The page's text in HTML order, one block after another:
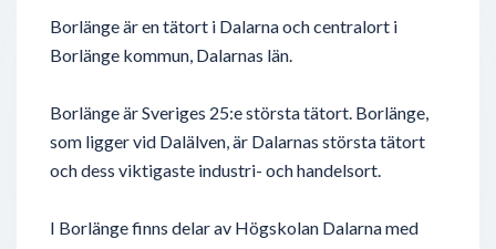
Borlänge är en tätort i Dalarna och centralort i
Borlänge kommun, Dalarnas län.
Borlänge är Sveriges 25:e största tätort. Borlänge,
som ligger vid Dalälven, är Dalarnas största tätort
och dess viktigaste industri- och handelsort.
I Borlänge finns delar av Högskolan Dalarna med